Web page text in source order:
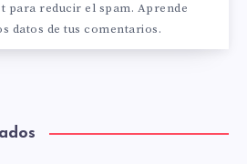
para reducir el spam. Aprende
datos de tus comentarios.